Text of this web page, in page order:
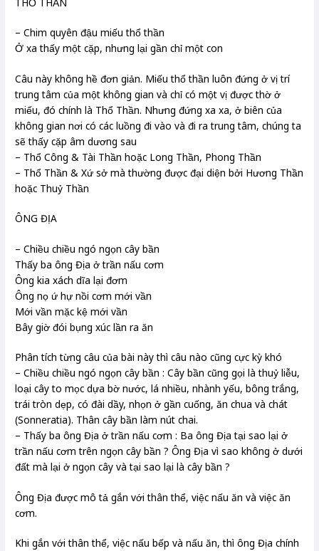
– Chim quyên đậu miếu thổ thần
Ở xa thấy một cặp, nhưng lại gần chỉ một con
Câu này không hề đơn giản. Miếu thổ thần luôn đứng ở vị trí
trung tâm của một không gian và chỉ có một vị được thờ ở
miếu, đó chính là Thổ Thần. Nhưng đứng xa xa, ở biên của
không gian nơi có các luồng đi vào và đi ra trung tâm, chúng ta
sẽ thấy cặp âm dương sau
– Thổ Công & Tài Thần hoặc Long Thần, Phong Thần
– Thổ Thần & Xứ sở mà thường được đại diện bởi Hương Thần
hoặc Thuỷ Thần
ÔNG ĐỊA
– Chiều chiều ngó ngọn cây bần
Thấy ba ông Địa ở trần nấu cơm
Ông kia xách dĩa lại đơm
Ông nọ ứ hự nồi cơm mới vần
Mới vần mặc kệ mới vần
Bây giờ đói bụng xúc lần ra ăn
Phân tích từng câu của bài này thì câu nào cũng cực kỳ khó
– Chiều chiều ngó ngọn cây bần : Cây bần cũng gọi là thuỷ liễu,
loại cây to mọc dựa bờ nước, lá nhiều, nhành yếu, bông trắng,
trái tròn dẹp, có đài dầy, nhọn ở gần cuống, ăn chua và chát
(Sonneratia). Thân cây bần làm nút chai.
– Thấy ba ông Địa ở trần nấu cơm : Ba ông Địa tại sao lại ở
trần nấu cơm trên ngọn cây bần ? Ông Địa vì sao không ở dưới
đất mà lại ở ngọn cây và tại sao lại là cây bần ?
Ông Địa được mô tả gắn với thân thể, việc nấu ăn và việc ăn
cơm.
Khi gắn với thân thể, việc nấu bếp và nấu ăn, thì ông Địa chính